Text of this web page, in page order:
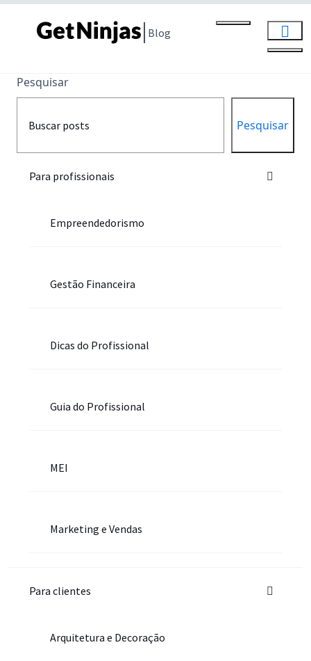
Blog
Pesquisar
Pesquisar
Para profissionais
Empreendedorismo
Gestão Financeira
Dicas do Profissional
Guia do Profissional
MEI
Marketing e Vendas
Para clientes
Arquitetura e Decoração